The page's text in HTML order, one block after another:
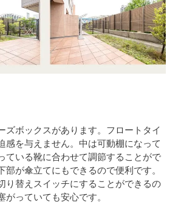
ズボックスがあります。フロートタイ
感を与えません。中は可動棚になって
ている靴に合わせて調節することがで
部が傘立てにもできるので便利です。
り替えスイッチにすることができるの
がっていても安心です。